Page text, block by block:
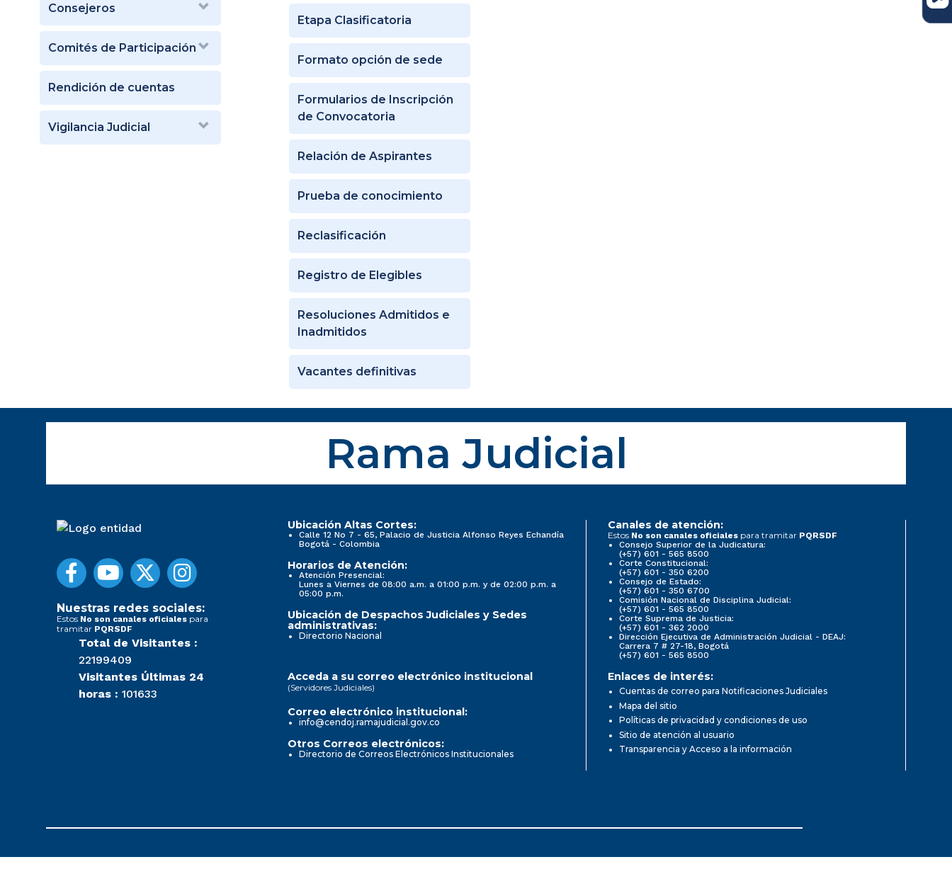
Consejeros
Comités de Participación
Rendición de cuentas
Vigilancia Judicial
Etapa Clasificatoria
Formato opción de sede
Formularios de Inscripción
de Convocatoria
Relación de Aspirantes
Prueba de conocimiento
Reclasificación
Registro de Elegibles
Resoluciones Admitidos e
Inadmitidos
Vacantes definitivas
Rama Judicial
Nuestras redes sociales:
Estos No son canales oficiales para
tramitar PQRSDF
Total de Visitantes :
22199409
Visitantes Últimas 24
horas : 101633
Ubicación Altas Cortes:
Calle 12 No 7 - 65, Palacio de Justicia Alfonso Reyes Echandía
Bogotá - Colombia
Horarios de Atención:
Atención Presencial:
Lunes a Viernes de 08:00 a.m. a 01:00 p.m. y de 02:00 p.m. a
05:00 p.m.
Ubicación de Despachos Judiciales y Sedes
administrativas:
Directorio Nacional
Canales de atención:
Estos No son canales oficiales para tramitar PQRSDF
Consejo Superior de la Judicatura:
(+57) 601 - 565 8500
Corte Constitucional:
(+57) 601 - 350 6200
Consejo de Estado:
(+57) 601 - 350 6700
Comisión Nacional de Disciplina Judicial:
(+57) 601 - 565 8500
Corte Suprema de Justicia:
(+57) 601 - 362 2000
Dirección Ejecutiva de Administración Judicial - DEAJ:
Carrera 7 # 27-18, Bogotá
(+57) 601 - 565 8500
Acceda a su correo electrónico institucional
(Servidores Judiciales)
Correo electrónico institucional:
info@cendoj.ramajudicial.gov.co
Otros Correos electrónicos:
Directorio de Correos Electrónicos Institucionales
Enlaces de interés:
Cuentas de correo para Notificaciones Judiciales
Mapa del sitio
Políticas de privacidad y condiciones de uso
Sitio de atención al usuario
Transparencia y Acceso a la información